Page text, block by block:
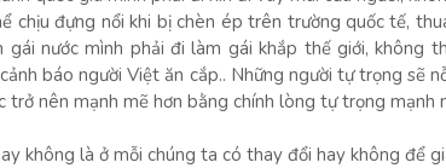
chịu đựng nổi khi bị chèn ép trên trường quốc tế,
gái nước mình phải đi làm gái khắp thế giới, không
báo người Việt ăn cắp.. Những người tự trọng sẽ
trở nên mạnh mẽ hơn bằng chính lòng tự trọng mạnh
không là ở mỗi chúng ta có thay đổi hay không để